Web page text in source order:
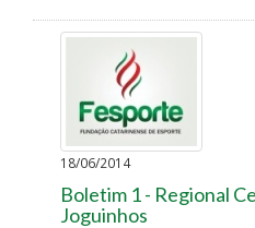
18/06/2014
Boletim 1 - Regional
Joguinhos